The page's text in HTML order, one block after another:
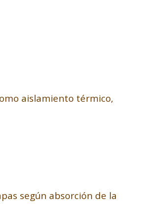
aislamiento térmico,
según absorción de la